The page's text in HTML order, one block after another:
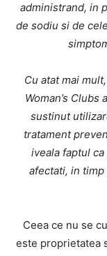
administrand, in
de sodiu si de
Cu atat mai
Woman’s Clubs
sustinut
tratament
iveala faptul
afectati, in
Ceea ce nu se
este proprietatea